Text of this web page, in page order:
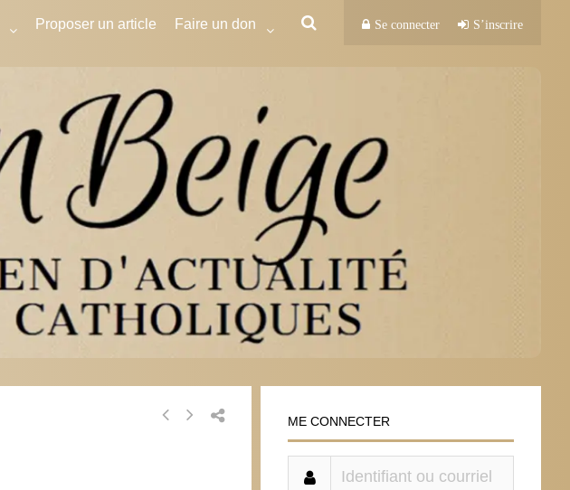
Proposer un article Faire un don Se connecter S’inscrire
ME CONNECTER